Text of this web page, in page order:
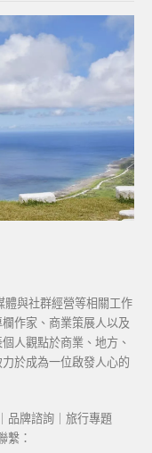
與社群經營等相關工作
作家、商業策展人以及
人觀點於商業、地方、
於成為一位啟發人心的
品牌諮詢｜旅行專題
繫：